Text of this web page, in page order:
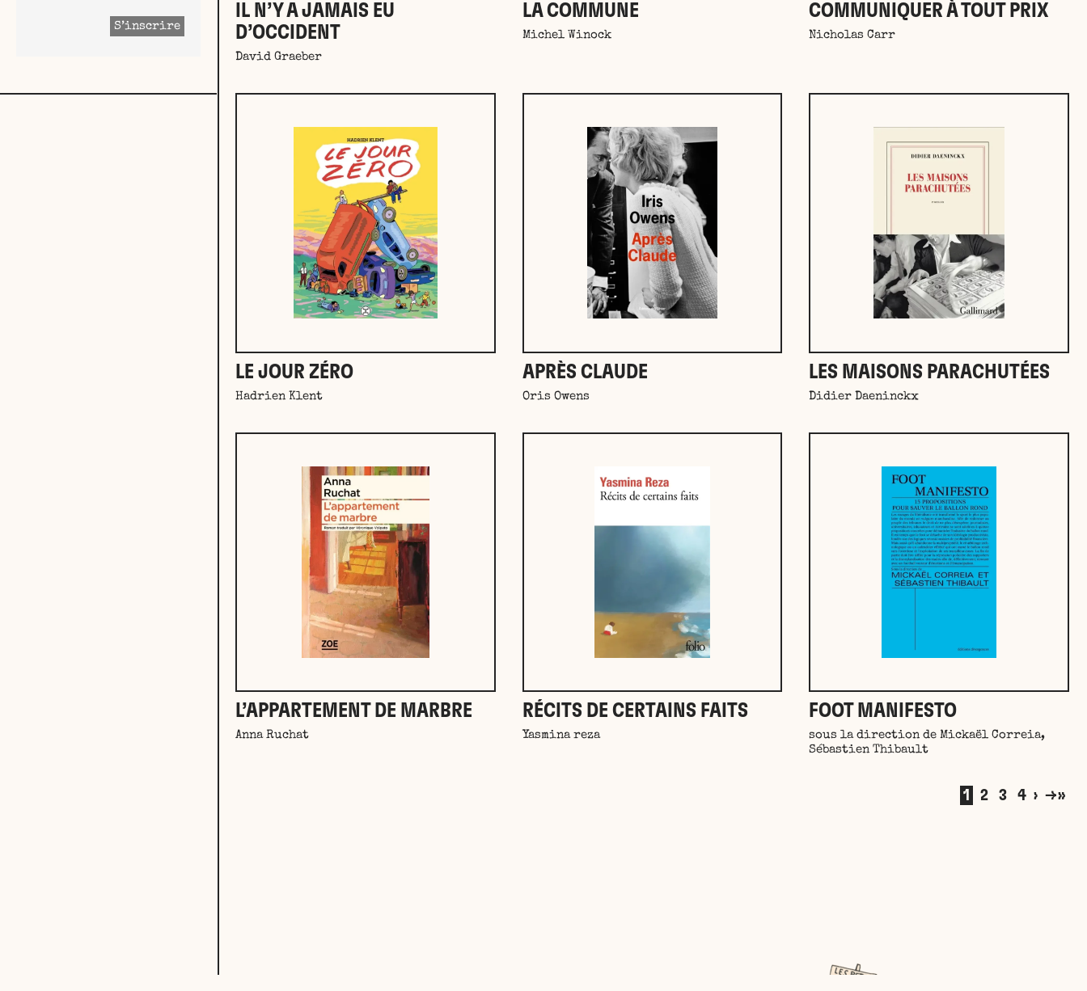
IL N’Y A JAMAIS EU
D’OCCIDENT
David Graeber
LA COMMUNE
Michel Winock
COMMUNIQUER À TOUT PRIX
Nicholas Carr
LE JOUR ZÉRO
Hadrien Klent
APRÈS CLAUDE
Oris Owens
LES MAISONS PARACHUTÉES
Didier Daeninckx
L’APPARTEMENT DE MARBRE
Anna Ruchat
RÉCITS DE CERTAINS FAITS
Yasmina reza
FOOT MANIFESTO
sous la direction de Mickaël Correia,
Sébastien Thibault
1 2 3 4 › »